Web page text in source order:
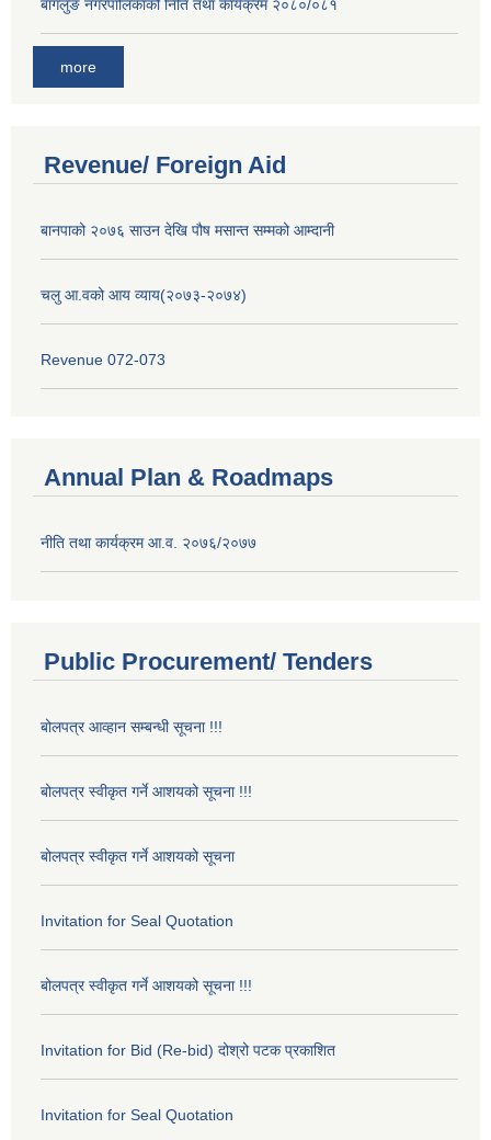
बागलुङ नगरपालिकाको निति तथा कार्यक्रम २०८०/०८१
more
Revenue/ Foreign Aid
बानपाको २०७६ साउन देखि पौष मसान्त सम्मको आम्दानी
चलु आ.वको आय व्याय(२०७३-२०७४)
Revenue 072-073
Annual Plan & Roadmaps
नीति तथा कार्यक्रम आ.व. २०७६/२०७७
Public Procurement/ Tenders
बोलपत्र आव्हान सम्बन्धी सूचना !!!
बोलपत्र स्वीकृत गर्ने आशयको सूचना !!!
बोलपत्र स्वीकृत गर्ने आशयको सूचना
Invitation for Seal Quotation
बोलपत्र स्वीकृत गर्ने आशयको सूचना !!!
Invitation for Bid (Re-bid) दोश्रो पटक प्रकाशित
Invitation for Seal Quotation